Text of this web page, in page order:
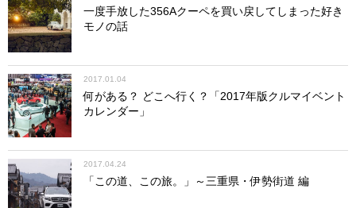
一度手放した356Aクーペを買い戻してしまった好き
モノの話
2017.01.04
何がある？ どこへ行く？「2017年版クルマイベント
カレンダー」
2017.04.24
「この道、この旅。」～三重県・伊勢街道 編